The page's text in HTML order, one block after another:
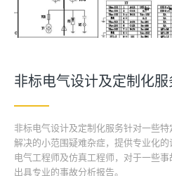
非标电气设计及定制化服
非标电气设计及定制化服务针对一些
解决的小范围疑难杂症，提供专业化
电气工程师及仿真工程师，对于一些
出具专业的事故分析报告。